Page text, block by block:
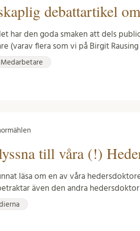
debattartikel
har den goda smaken att dels
(varav flera som vi på Birgit
Medarbetare
till våra (!)
läsa om en av våra
även den andra